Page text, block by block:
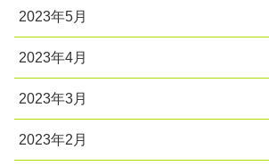
2023年5月
2023年4月
2023年3月
2023年2月